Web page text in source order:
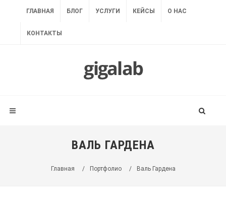
ГЛАВНАЯ БЛОГ УСЛУГИ КЕЙСЫ О НАС
КОНТАКТЫ
ВАЛЬ ГАРДЕНА
Главная / Портфолио / Валь Гардена